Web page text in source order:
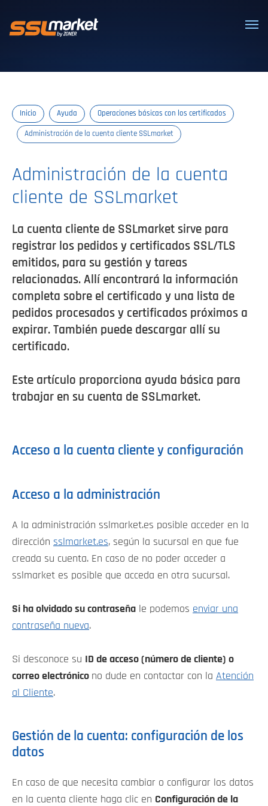
Certificados SSL/TLS confiables
Inicio Ayuda Operaciones básicas con los certificados
Administración de la cuenta cliente SSLmarket
Administración de la cuenta
cliente de SSLmarket
La cuenta cliente de SSLmarket sirve para
registrar los pedidos y certificados SSL/TLS
emitidos, para su gestión y tareas
relacionadas. Allí encontrará la información
completa sobre el certificado y una lista de
pedidos procesados y certificados próximos a
expirar. También puede descargar allí su
certificado.
Este artículo proporciona ayuda básica para
trabajar en su cuenta de SSLmarket.
Acceso a la cuenta cliente y configuración
Acceso a la administración
A la administración sslmarket.es posible acceder en la
dirección sslmarket.es, según la sucursal en que fue
creada su cuenta. En caso de no poder acceder a
sslmarket es posible que acceda en otra sucursal.
Si ha olvidado su contraseña le podemos enviar una
contraseña nueva.
Si desconoce su ID de acceso (número de cliente) o
correo electrónico no dude en contactar con la Atención
al Cliente.
Gestión de la cuenta: configuración de los
datos
En caso de que necesita cambiar o configurar los datos
en la cuenta cliente haga clic en Configuración de la